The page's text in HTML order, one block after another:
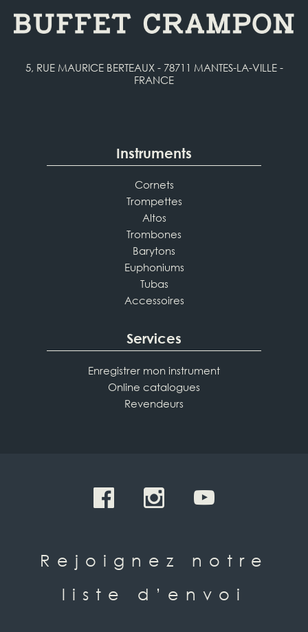
5, RUE MAURICE BERTEAUX - 78711 MANTES-LA-VILLE -
FRANCE
Instruments
Cornets
Trompettes
Altos
Trombones
Barytons
Euphoniums
Tubas
Accessoires
Services
Enregistrer mon instrument
Online catalogues
Revendeurs
Rejoignez notre
liste d’envoi